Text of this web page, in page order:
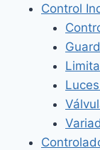
Control